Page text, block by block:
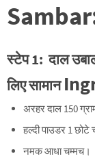
स्टेप 1: दाल
लिएसामान
अरहर दाल 150
हल्दी पाउडर 1 छोटे
नमक आधा चम्मच।